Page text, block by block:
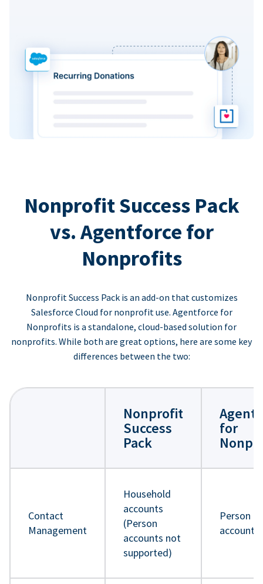
Nonprofit Success Pack
vs. Agentforce for
Nonprofits
Nonprofit Success Pack is an add-on that customizes
Salesforce Cloud for nonprofit use. Agentforce for
Nonprofits is a standalone, cloud-based solution for
nonprofits. While both are great options, here are some key
differences between the two:
Nonprofit
Success
Pack
for
Contact
Management
Household
accounts
(Person
accounts not
supported)
Person
accounts